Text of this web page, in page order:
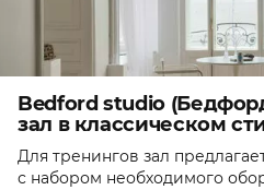
Bedford studio
зал в классическом
Для тренингов зал
с набором необходимого